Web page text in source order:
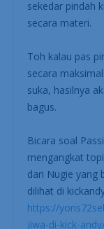
sekedar pindah
secara materi.
Toh kalau pas
secara
suka, hasilnya
bagus.
Bicara soal
mengangkat
dari Nugie yang
dilihat di
https://
jiwa-di-kick-